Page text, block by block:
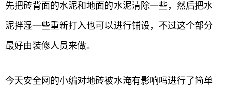
先把砖背面的水泥和地面的水泥清除一些，然后把水
泥拌湿一些重新打入也可以进行铺设，不过这个部分
最好由装修人员来做。
今天安全网的小编对地砖被水淹有影响吗进行了简单